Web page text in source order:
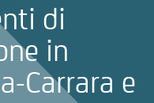
di
in
Carrara e